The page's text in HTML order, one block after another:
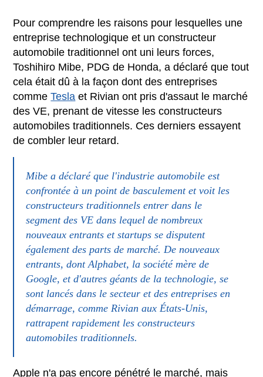
Pour comprendre les raisons pour lesquelles une
entreprise technologique et un constructeur
automobile traditionnel ont uni leurs forces,
Toshihiro Mibe, PDG de Honda, a déclaré que tout
cela était dû à la façon dont des entreprises
commeTesla et Rivian ont pris d'assaut le marché
des VE, prenant de vitesse les constructeurs
automobiles traditionnels. Ces derniers essayent
de combler leur retard.
Mibe a déclaré que l'industrie automobile est
confrontée à un point de basculement et voit les
constructeurs traditionnels entrer dans le
segment des VE dans lequel de nombreux
nouveaux entrants et startups se disputent
également des parts de marché. De nouveaux
entrants, dont Alphabet, la société mère de
Google, et d'autres géants de la technologie, se
sont lancés dans le secteur et des entreprises en
démarrage, comme Rivian aux États-Unis,
rattrapent rapidement les constructeurs
automobiles traditionnels.
Apple n'a pas encore pénétré le marché, mais